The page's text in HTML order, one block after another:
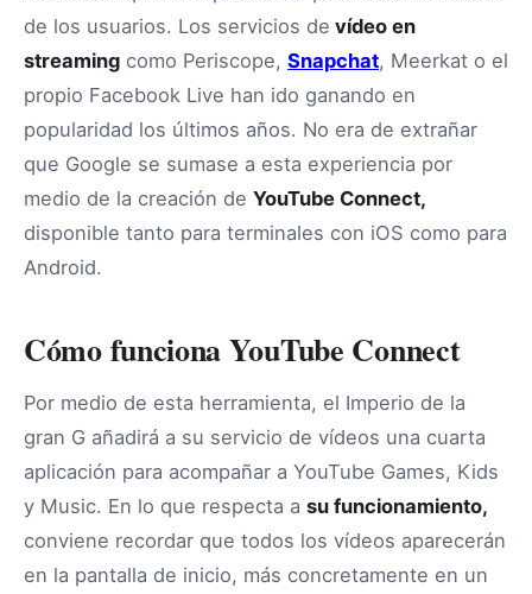
de los usuarios. Los servicios de vídeo en
streaming como Periscope, Snapchat, Meerkat o el
propio Facebook Live han ido ganando en
popularidad los últimos años. No era de extrañar
que Google se sumase a esta experiencia por
medio de la creación de YouTube Connect,
disponible tanto para terminales con iOS como para
Android.
Cómo funciona YouTube Connect
Por medio de esta herramienta, el Imperio de la
gran G añadirá a su servicio de vídeos una cuarta
aplicación para acompañar a YouTube Games, Kids
y Music. En lo que respecta a su funcionamiento,
conviene recordar que todos los vídeos aparecerán
en la pantalla de inicio, más concretamente en un